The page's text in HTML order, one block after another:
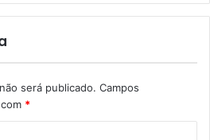
diretores de instituições da
companhia, que propõe a
para o debate dos
sala de aula.
será publicado. Campos
*